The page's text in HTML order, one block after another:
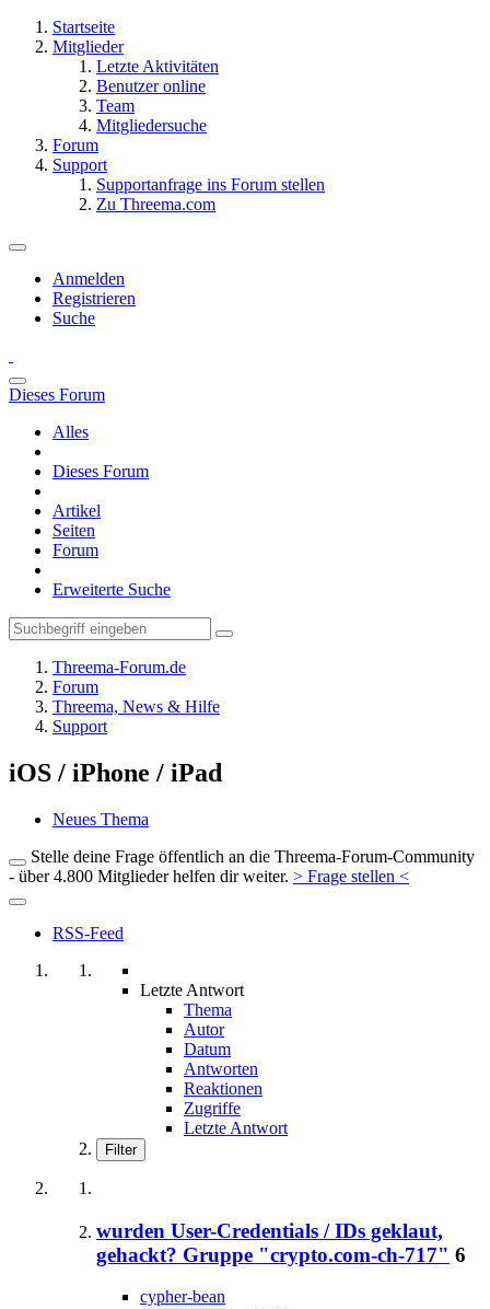
Startseite
Mitglieder
Letzte Aktivitäten
Benutzer online
Team
Mitgliedersuche
Forum
Support
Supportanfrage ins Forum stellen
Zu Threema.com
Anmelden
Registrieren
Suche
Dieses Forum
Alles
Dieses Forum
Artikel
Seiten
Forum
Erweiterte Suche
Threema-Forum.de
Forum
Threema, News & Hilfe
Support
iOS / iPhone / iPad
Neues Thema
Stelle deine Frage öffentlich an die Threema-Forum-Community
- über 4.800 Mitglieder helfen dir weiter. > Frage stellen <
RSS-Feed
Letzte Antwort
Thema
Autor
Datum
Antworten
Reaktionen
Zugriffe
Letzte Antwort
Filter
wurden User-Credentials / IDs geklaut,
gehackt? Gruppe "crypto.com-ch-717" 6
cypher-bean